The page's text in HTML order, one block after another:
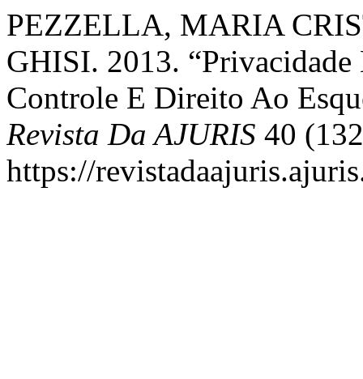
PEZZELLA, MARIA
GHISI. 2013.
Controle E Direito Ao
Revista Da AJURIS 40
https://